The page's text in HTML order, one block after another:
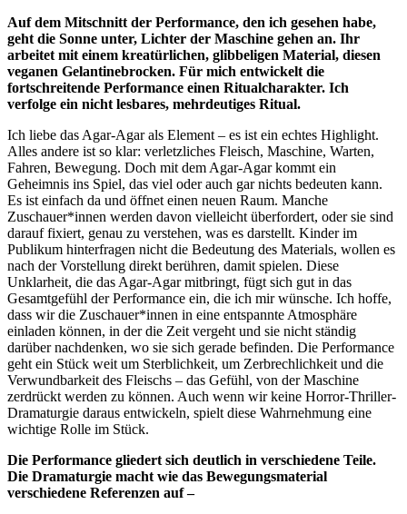
Auf dem Mitschnitt der Performance, den ich gesehen habe,
geht die Sonne unter, Lichter der Maschine gehen an. Ihr
arbeitet mit einem kreatürlichen, glibbeligen Material, diesen
veganen Gelantinebrocken. Für mich entwickelt die
fortschreitende Performance einen Ritualcharakter. Ich
verfolge ein nicht lesbares, mehrdeutiges Ritual.
Ich liebe das Agar-Agar als Element – es ist ein echtes Highlight.
Alles andere ist so klar: verletzliches Fleisch, Maschine, Warten,
Fahren, Bewegung. Doch mit dem Agar-Agar kommt ein
Geheimnis ins Spiel, das viel oder auch gar nichts bedeuten kann.
Es ist einfach da und öffnet einen neuen Raum. Manche
Zuschauer*innen werden davon vielleicht überfordert, oder sie sind
darauf fixiert, genau zu verstehen, was es darstellt. Kinder im
Publikum hinterfragen nicht die Bedeutung des Materials, wollen es
nach der Vorstellung direkt berühren, damit spielen. Diese
Unklarheit, die das Agar-Agar mitbringt, fügt sich gut in das
Gesamtgefühl der Performance ein, die ich mir wünsche. Ich hoffe,
dass wir die Zuschauer*innen in eine entspannte Atmosphäre
einladen können, in der die Zeit vergeht und sie nicht ständig
darüber nachdenken, wo sie sich gerade befinden. Die Performance
geht ein Stück weit um Sterblichkeit, um Zerbrechlichkeit und die
Verwundbarkeit des Fleischs – das Gefühl, von der Maschine
zerdrückt werden zu können. Auch wenn wir keine Horror-Thriller-
Dramaturgie daraus entwickeln, spielt diese Wahrnehmung eine
wichtige Rolle im Stück.
Die Performance gliedert sich deutlich in verschiedene Teile.
Die Dramaturgie macht wie das Bewegungsmaterial
verschiedene Referenzen auf –